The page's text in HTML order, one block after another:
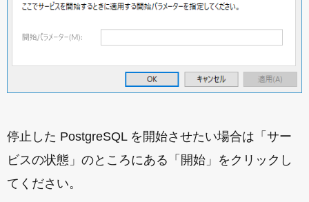
停止した PostgreSQL を開始させたい場合は「サー
ビスの状態」のところにある「開始」をクリックし
てください。